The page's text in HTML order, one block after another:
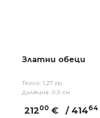
Златни обеци
Тегло: 1,27 гр.
Дължина: 0,9 см.
21200 € / 41464